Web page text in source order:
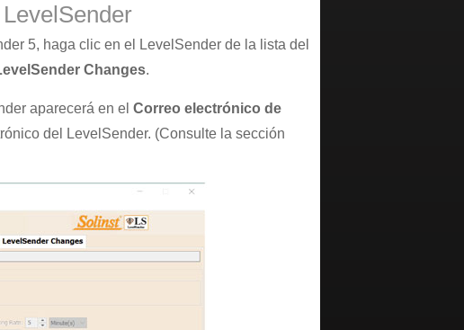
5, haga clic en el LevelSender de la lista del
Changes.
aparecerá en el Correo electrónico de
del LevelSender. (Consulte la sección